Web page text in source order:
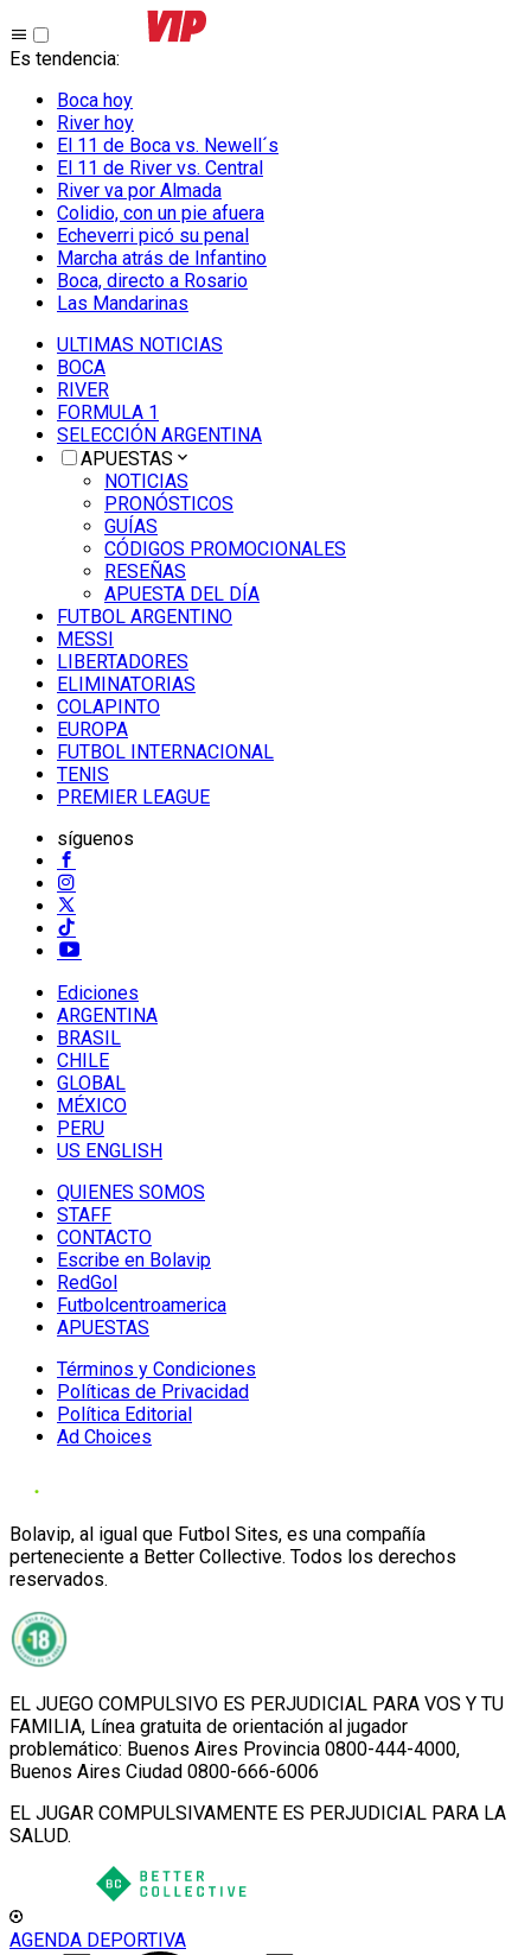
Es tendencia:
Boca hoy
River hoy
El 11 de Boca vs. Newell´s
El 11 de River vs. Central
River va por Almada
Colidio, con un pie afuera
Echeverri picó su penal
Marcha atrás de Infantino
Boca, directo a Rosario
Las Mandarinas
ULTIMAS NOTICIAS
BOCA
RIVER
FORMULA 1
SELECCIÓN ARGENTINA
APUESTAS
NOTICIAS
PRONÓSTICOS
GUÍAS
CÓDIGOS PROMOCIONALES
RESEÑAS
APUESTA DEL DÍA
FUTBOL ARGENTINO
MESSI
LIBERTADORES
ELIMINATORIAS
COLAPINTO
EUROPA
FUTBOL INTERNACIONAL
TENIS
PREMIER LEAGUE
síguenos
Ediciones
ARGENTINA
BRASIL
CHILE
GLOBAL
MÉXICO
PERU
US ENGLISH
QUIENES SOMOS
STAFF
CONTACTO
Escribe en Bolavip
RedGol
Futbolcentroamerica
APUESTAS
Términos y Condiciones
Políticas de Privacidad
Política Editorial
Ad Choices
Bolavip, al igual que Futbol Sites, es una compañía
perteneciente a Better Collective. Todos los derechos
reservados.
EL JUEGO COMPULSIVO ES PERJUDICIAL PARA VOS Y TU
FAMILIA, Línea gratuita de orientación al jugador
problemático: Buenos Aires Provincia 0800-444-4000,
Buenos Aires Ciudad 0800-666-6006
EL JUGAR COMPULSIVAMENTE ES PERJUDICIAL PARA LA
SALUD.
AGENDA DEPORTIVA